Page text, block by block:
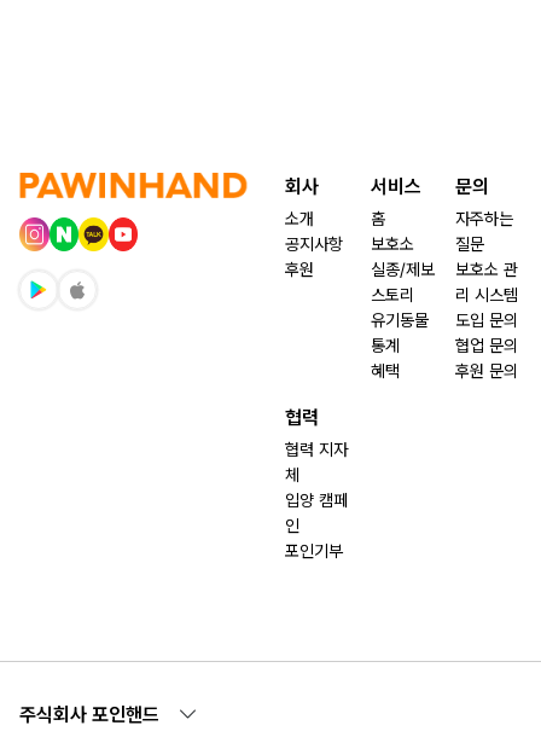
회사
소개
공지사항
후원
서비스
홈
보호소
실종/제보
스토리
유기동물
통계
혜택
문의
자주하는
질문
보호소 관
리 시스템
도입 문의
협업 문의
후원 문의
협력
협력 지자
체
입양 캠페
인
포인기부
주식회사 포인핸드